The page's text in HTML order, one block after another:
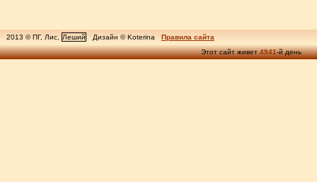
2013 © ПГ, Лис, Леший Дизайн © Koterina
Правила сайта
Этот сайт живет4941-й день